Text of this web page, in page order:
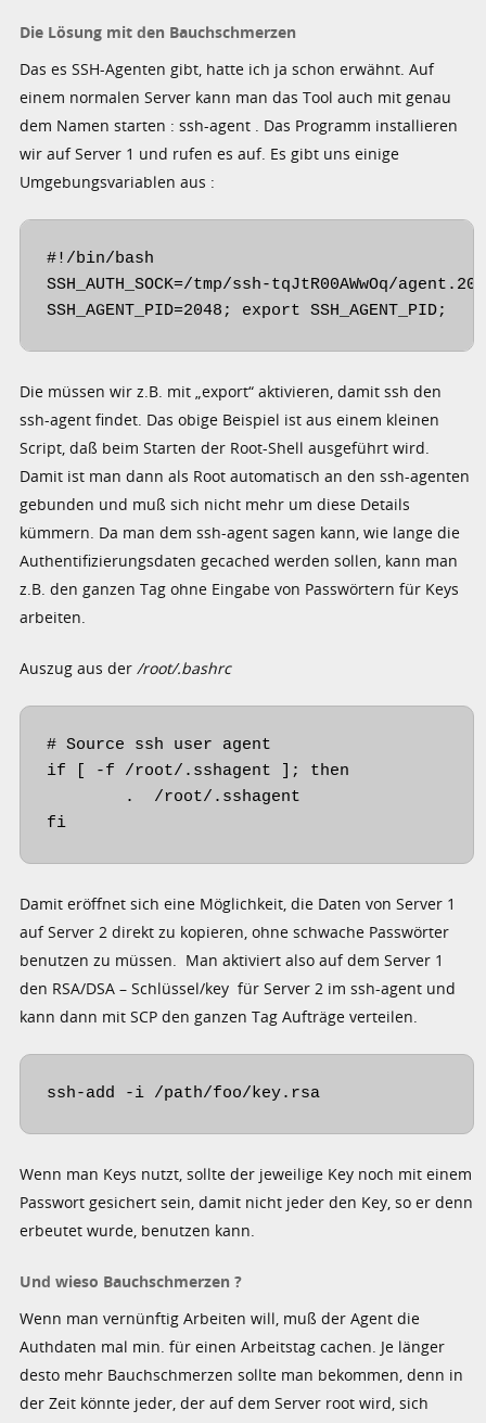
Die Lösung mit den Bauchschmerzen
Das es SSH-Agenten gibt, hatte ich ja schon erwähnt. Auf
einem normalen Server kann man das Tool auch mit genau
dem Namen starten : ssh-agent . Das Programm installieren
wir auf Server 1 und rufen es auf. Es gibt uns einige
Umgebungsvariablen aus :
#!/bin/bash
SSH_AUTH_SOCK=/tmp/ssh-tqJtR00AWwOq/
Die müssen wir z.B. mit „export“ aktivieren, damit ssh den
ssh-agent findet. Das obige Beispiel ist aus einem kleinen
Script, daß beim Starten der Root-Shell ausgeführt wird.
Damit ist man dann als Root automatisch an den ssh-agenten
gebunden und muß sich nicht mehr um diese Details
kümmern. Da man dem ssh-agent sagen kann, wie lange die
Authentifizierungsdaten gecached werden sollen, kann man
z.B. den ganzen Tag ohne Eingabe von Passwörtern für Keys
arbeiten.
Auszug aus der/root/.bashrc
# Source ssh user agent
if [ -f /root/.sshagent ]; then
.  /root/.sshagent
fi
Damit eröffnet sich eine Möglichkeit, die Daten von Server 1
auf Server 2 direkt zu kopieren, ohne schwache Passwörter
benutzen zu müssen. Man aktiviert also auf dem Server 1
den RSA/DSA – Schlüssel/key für Server 2 im ssh-agent und
kann dann mit SCP den ganzen Tag Aufträge verteilen.
ssh-add -i /path/foo/key.rsa
Wenn man Keys nutzt, sollte der jeweilige Key noch mit einem
Passwort gesichert sein, damit nicht jeder den Key, so er denn
erbeutet wurde, benutzen kann.
Und wieso Bauchschmerzen ?
Wenn man vernünftig Arbeiten will, muß der Agent die
Authdaten mal min. für einen Arbeitstag cachen. Je länger
desto mehr Bauchschmerzen sollte man bekommen, denn in
der Zeit könnte jeder, der auf dem Server root wird, sich